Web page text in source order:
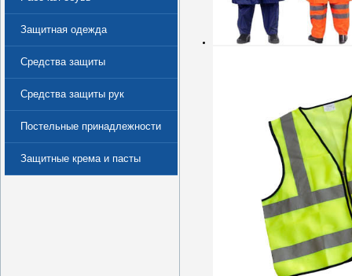
Защитная одежда
Средства защиты
Средства защиты рук
Постельные принадлежности
Защитные крема и пасты